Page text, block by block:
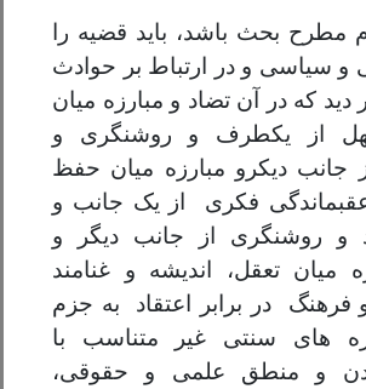
مطرح بحث باشد، باید قضیه را
و سیاسی و در ارتباط بر حوادث
دید که در آن تضاد و مبارزه میان
از یکطرف و روشنگری و
جانب دیکرو مبارزه میان حفظ
فکری از یک جانب و
و روشنگری از جانب دیگر و
میان تعقل، اندیشه و غنامند
فرهنگ در برابر اعتقاد به جزم
های سنتی غیر متناسب با
و منطق علمی و حقوقی،